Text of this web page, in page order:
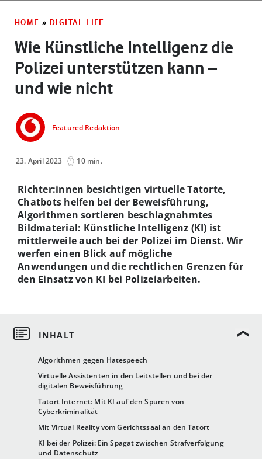
HOME » DIGITAL LIFE
Wie Künstliche Intelligenz die
Polizei unterstützen kann –
und wie nicht
Featured Redaktion
23. April 2023 10 min.
Algorithmen gegen Hatespeech
Virtuelle Assistenten in den Leitstellen und bei der
digitalen Beweisführung
Tatort Internet: Mit KI auf den Spuren von
Cyberkriminalität
Mit Virtual Reality vom Gerichtssaal an den Tatort
KI bei der Polizei: Ein Spagat zwischen Strafverfolgung
und Datenschutz
Richter:innen besichtigen virtuelle Tatorte,
Chatbots helfen bei der Beweisführung,
Algorithmen sortieren beschlagnahmtes
Bildmaterial: Künstliche Intelligenz (KI) ist
mittlerweile auch bei der Polizei im Dienst. Wir
werfen einen Blick auf mögliche
Anwendungen und die rechtlichen Grenzen für
den Einsatz von KI bei Polizeiarbeiten.